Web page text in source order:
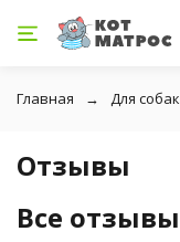
Главная Для собак
Отзывы
Все отзывы